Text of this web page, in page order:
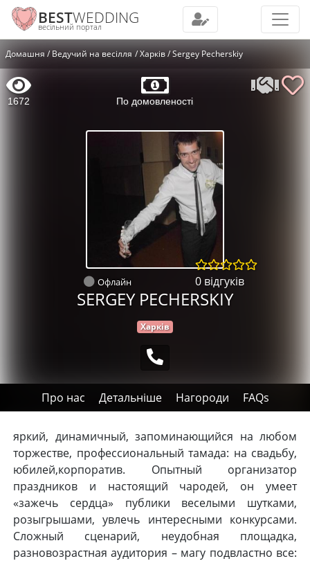
BESTWEDDING
весільний портал
Домашня Ведучий на весілля Харків Sergey Pecherskiy
1672 По домовленості
Офлайн 0 відгуків
SERGEY PECHERSKIY
Харків
Про нас Детальніше Нагороди FAQs
яркий, динамичный, запоминающийся на любом
торжестве, профессиональный тамада: на свадьбу,
юбилей,корпоратив. Опытный организатор
праздников и настоящий чародей, он умеет
«зажечь сердца» публики веселыми шутками,
розыгрышами, увлечь интересными конкурсами.
Сложный сценарий, неудобная площадка,
разновозрастная аудитория – магу подвластно все: